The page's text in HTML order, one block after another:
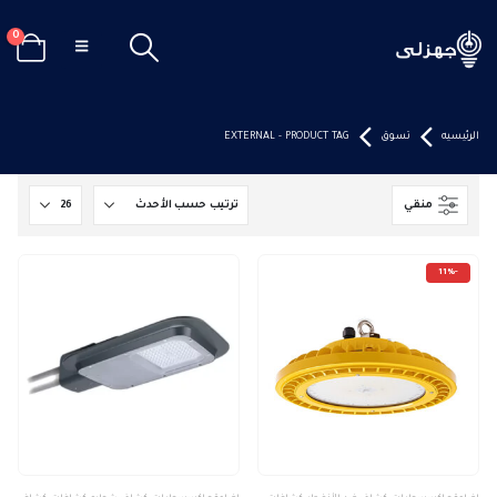
0
الرئيسيه تسوق PRODUCT TAG -
EXTERNAL
منقي
-11%